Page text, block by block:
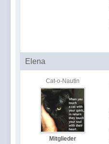
Elena
Cat-o-Nautin
Mitglieder